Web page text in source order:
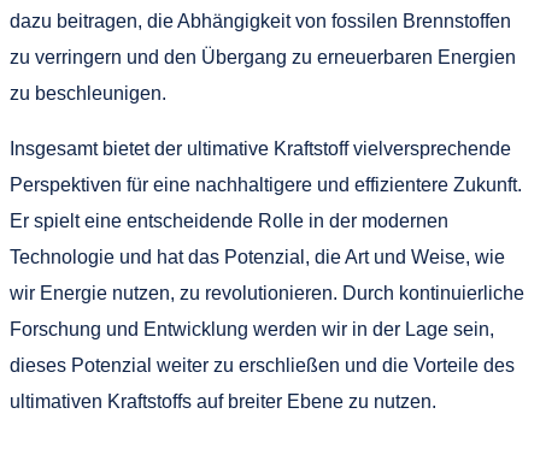
dazu beitragen, die Abhängigkeit von fossilen Brennstoffen
zu verringern und den Übergang zu erneuerbaren Energien
zu beschleunigen.
Insgesamt bietet der ultimative Kraftstoff vielversprechende
Perspektiven für eine nachhaltigere und effizientere Zukunft.
Er spielt eine entscheidende Rolle in der modernen
Technologie und hat das Potenzial, die Art und Weise, wie
wir Energie nutzen, zu revolutionieren. Durch kontinuierliche
Forschung und Entwicklung werden wir in der Lage sein,
dieses Potenzial weiter zu erschließen und die Vorteile des
ultimativen Kraftstoffs auf breiter Ebene zu nutzen.